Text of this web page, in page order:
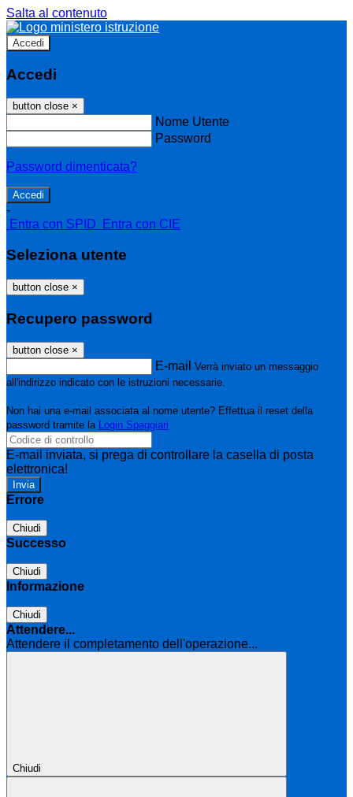
Salta al contenuto
Accedi
Accedi
button close ×
Nome Utente
Password
Password dimenticata?
-
Entra con SPID
Entra con CIE
Seleziona utente
button close ×
Recupero password
button close ×
E-mail Verrà inviato un messaggio
all'indirizzo indicato con le istruzioni necessarie.
Non hai una e-mail associata al nome utente? Effettua il reset della
password tramite la Login Spaggiari
E-mail inviata, si prega di controllare la casella di posta
elettronica!
Errore
Chiudi
Successo
Chiudi
Informazione
Chiudi
Attendere...
Attendere il completamento dell'operazione...
Chiudi